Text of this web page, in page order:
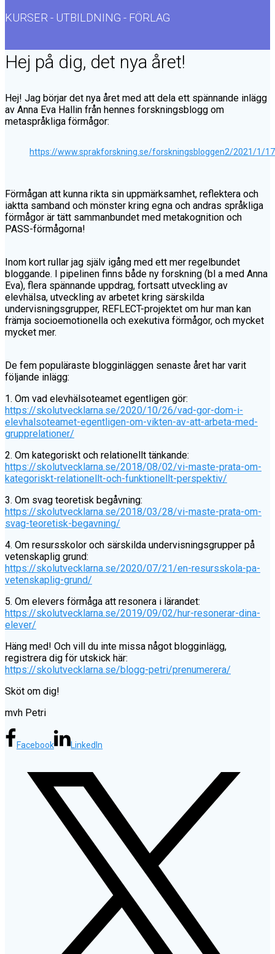
KURSER - UTBILDNING - FÖRLAG
Hej på dig, det nya året!
Hej! Jag börjar det nya året med att dela ett spännande inlägg
av Anna Eva Hallin från hennes forskningsblogg om
metaspråkliga förmågor:
https://www.sprakforskning.se/forskningsbloggen2/2021/1/
Förmågan att kunna rikta sin uppmärksamhet, reflektera och
iaktta samband och mönster kring egna och andras språkliga
förmågor är tätt sammanbundet med metakognition och
PASS-förmågorna!
Inom kort rullar jag själv igång med ett mer regelbundet
bloggande. I pipelinen finns både ny forskning (bl a med Anna
Eva), flera spännande uppdrag, fortsatt utveckling av
elevhälsa, utveckling av arbetet kring särskilda
undervisningsgrupper, REFLECT-projektet om hur man kan
främja socioemotionella och exekutiva förmågor, och mycket
mycket mer.
De fem populäraste blogginläggen senaste året har varit
följande inlägg:
1. Om vad elevhälsoteamet egentligen gör:
https://skolutvecklarna.se/2020/10/26/vad-gor-dom-i-
elevhalsoteamet-egentligen-om-vikten-av-att-arbeta-med-
grupprelationer/
2. Om kategoriskt och relationellt tänkande:
https://skolutvecklarna.se/2018/08/02/vi-maste-prata-om-
kategoriskt-relationellt-och-funktionellt-perspektiv/
3. Om svag teoretisk begåvning:
https://skolutvecklarna.se/2018/03/28/vi-maste-prata-om-
svag-teoretisk-begavning/
4. Om resursskolor och särskilda undervisningsgrupper på
vetenskaplig grund:
https://skolutvecklarna.se/2020/07/21/en-resursskola-pa-
vetenskaplig-grund/
5. Om elevers förmåga att resonera i lärandet:
https://skolutvecklarna.se/2019/09/02/hur-resonerar-dina-
elever/
Häng med! Och vill du inte missa något blogginlägg,
registrera dig för utskick här:
https://skolutvecklarna.se/blogg-petri/prenumerera/
Sköt om dig!
mvh Petri
Facebook LinkedIn